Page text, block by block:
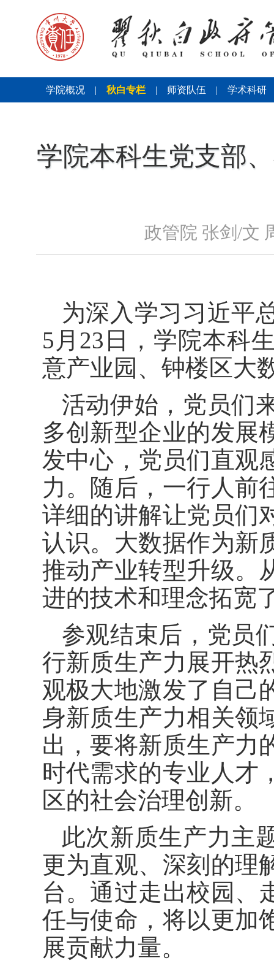
学院概况 | 秋白专栏 | 师资队伍 | 学术科研
学院本科生党支部
政管院 张剑/文
为深入学习习近平
5月23日，学院本科
意产业园、钟楼区大
活动伊始， 党员们
多创新型企业的发展
发中心，党员们直观
力。随后，一行人前
详细的讲解让党员们
认识。大数据作为新
推动产业转型升级。
进的技术和理念拓宽
参观结束后，党员
行新质生产力展开热
观极大地激发了自己
身新质生产力相关领
出，要将新质生产力
时代需求的专业人才
区的社会治理创新。
此次新质生产力主
更为直观、深刻的理
台。通过走出校园、
任与使命，将以更加
展贡献力量。